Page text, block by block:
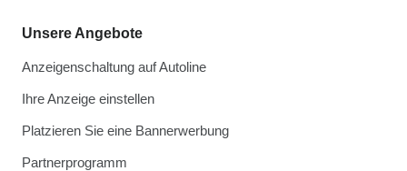
Unsere Angebote
Anzeigenschaltung auf Autoline
Ihre Anzeige einstellen
Platzieren Sie eine Bannerwerbung
Partnerprogramm